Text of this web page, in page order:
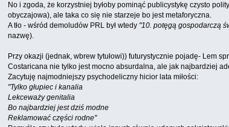
No i zgoda, że korzystniej byłoby pominąć publicystykę czysto
obyczajowa), ale taka co się nie starzeje bo jest metaforyczna.
A tło - wśród demoludów PRL był wtedy "10. potęgą gospodarczą
nazwę).
Przy okazji (jednak, wbrew tytułowi)) futurystycznie pojadę- Lem
Costaricana nie tylko jest mocno absurdalna, ale jak najbardziej
Zacytuję najmodniejszy psychodeliczny hicior lata miłości:
"Tylko głupiec i kanalia
Lekceważy genitalia
Bo najbardziej jest dziś modne
Reklamować części rodne"